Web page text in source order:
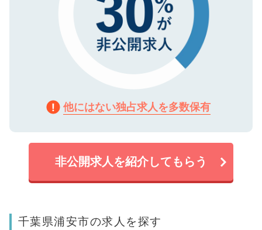
他にはない独占求人を多数保有
非公開求人を紹介してもらう
千葉県浦安市の求人を探す